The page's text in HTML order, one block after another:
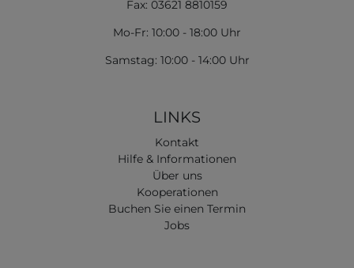
Fax: 03621 8810159
Mo-Fr: 10:00 - 18:00 Uhr
Samstag: 10:00 - 14:00 Uhr
LINKS
Kontakt
Hilfe & Informationen
Über uns
Kooperationen
Buchen Sie einen Termin
Jobs